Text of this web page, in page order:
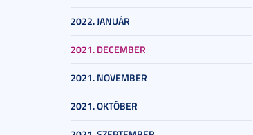
2022. JANUÁR
2021. DECEMBER
2021. NOVEMBER
2021. OKTÓBER